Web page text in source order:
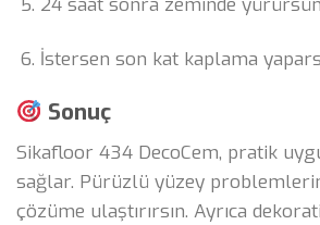
24 saat sonra zeminde
İstersen son kat kaplama
Sonuç
Sikafloor 434 DecoCem, pratik
sağlar. Pürüzlü yüzey
çözüme ulaştırırsın. Ayrıca